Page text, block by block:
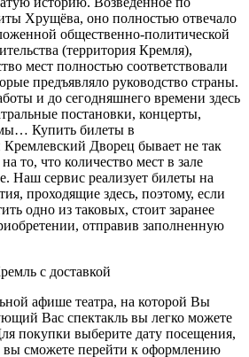
Хрущёва, оно полностью отвечало
общественно-политической
(территория Кремля),
мест полностью соответствовали
предъявляло руководство страны.
и до сегодняшнего времени здесь
постановки, концерты,
Купить билеты в
Кремлевский Дворец бывает не так
то, что количество мест в зале
Наш сервис реализует билеты на
проходящие здесь, поэтому, если
одно из таковых, стоит заранее
отправив заполненную
с доставкой
афише театра, на которой Вы
Вас спектакль вы легко можете
покупки выберите дату посещения,
вы сможете перейти к оформлению